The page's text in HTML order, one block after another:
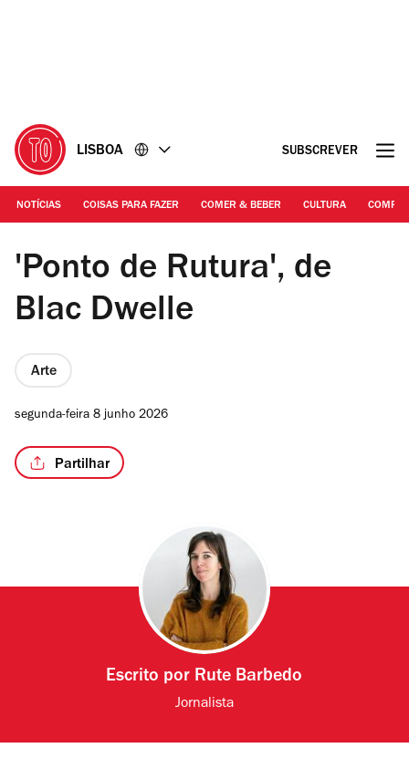
LISBOA SUBSCREVER
NOTÍCIAS COISAS PARA FAZER COMER & BEBER CULTURA
DR | Ponto de Rutura
'Ponto de Rutura', de
Blac Dwelle
Arte
segunda-feira 8 junho 2026
Partilhar
Escrito por Rute Barbedo
Jornalista